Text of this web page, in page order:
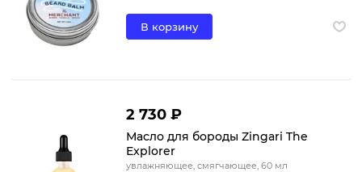
В корзину
2 730 ₽
Масло для бороды Zingari The
Explorer
увлажняющее, смягчающее, 60 мл